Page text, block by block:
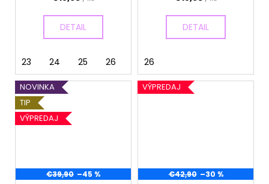
DETAIL
23 24 25 26
DETAIL
26
NOVINKA
TIP
VÝPREDAJ
€39,90 –45 %
VÝPREDAJ
€42,90 –30 %